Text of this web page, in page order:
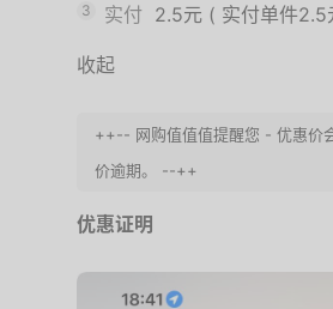
3 实付 2.5元 ( 实付单件2.5
收起
++-- 网购值值值提醒您 - 优惠价
价逾期。 --++
优惠证明